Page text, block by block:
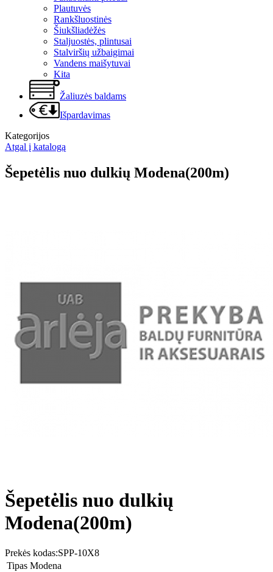
Plautuvės
Rankšluostinės
Šiukšliadėžės
Staljuostės, plintusai
Stalviršių užbaigimai
Vandens maišytuvai
Kita
Žaliuzės baldams
Išpardavimas
Kategorijos
Atgal į katalogą
Šepetėlis nuo dulkių Modena(200m)
Šepetėlis nuo dulkių
Modena(200m)
Prekės kodas:SPP-10X8
Tipas Modena